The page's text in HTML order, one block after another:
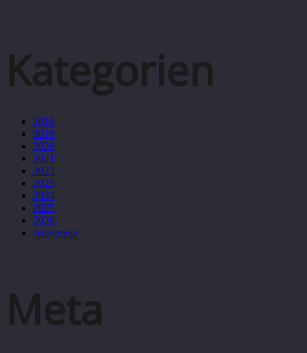
Kategorien
2018
2019
2020
2021
2022
2023
2024
2025
2026
Allgemein
Meta